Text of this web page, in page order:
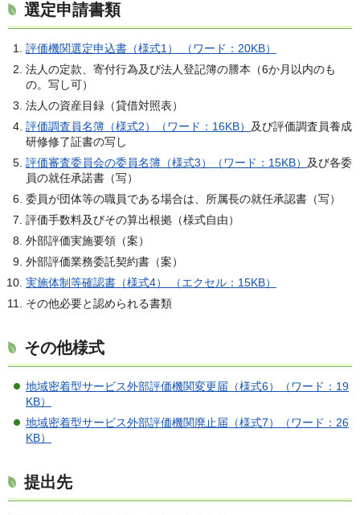
選定申請書類
評価機関選定申込書（様式1） （ワード：20KB）
法人の定款、寄付行為及び法人登記簿の謄本（6か月以内のも
の。写し可）
法人の資産目録（貸借対照表）
評価調査員名簿（様式2）（ワード：16KB） 及び評価調査員養成
研修修了証書の写し
評価審査委員会の委員名簿（様式3）（ワード：15KB） 及び各委
員の就任承諾書（写）
委員が団体等の職員である場合は、所属長の就任承認書（写）
評価手数料及びその算出根拠（様式自由）
外部評価実施要領（案）
外部評価業務委託契約書（案）
実施体制等確認書（様式4） （エクセル：15KB）
その他必要と認められる書類
その他様式
地域密着型サービス外部評価機関変更届（様式6）（ワード：19
KB）
地域密着型サービス外部評価機関廃止届（様式7）（ワード：26
KB）
提出先